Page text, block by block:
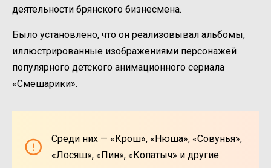
деятельности брянского бизнесмена.
Было установлено, что он реализовывал альбомы,
иллюстрированные изображениями персонажей
популярного детского анимационного сериала
«Смешарики».
Среди них — «Крош», «Нюша», «Совунья»,
«Лосяш», «Пин», «Копатыч» и другие.